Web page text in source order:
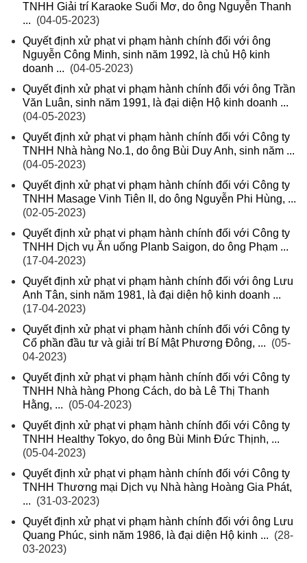
TNHH Giải trí Karaoke Suối Mơ, do ông Nguyễn Thanh
... (04-05-2023)
Quyết định xử phạt vi phạm hành chính đối với ông
Nguyễn Công Minh, sinh năm 1992, là chủ Hộ kinh
doanh ... (04-05-2023)
Quyết định xử phạt vi phạm hành chính đối với ông Trần
Văn Luân, sinh năm 1991, là đại diện Hộ kinh doanh ...
(04-05-2023)
Quyết định xử phạt vi phạm hành chính đối với Công ty
TNHH Nhà hàng No.1, do ông Bùi Duy Anh, sinh năm ...
(04-05-2023)
Quyết định xử phạt vi phạm hành chính đối với Công ty
TNHH Masage Vinh Tiên II, do ông Nguyễn Phi Hùng, ...
(02-05-2023)
Quyết định xử phạt vi phạm hành chính đối với Công ty
TNHH Dịch vụ Ăn uống Planb Saigon, do ông Phạm ...
(17-04-2023)
Quyết định xử phạt vi phạm hành chính đối với ông Lưu
Anh Tân, sinh năm 1981, là đại diện hộ kinh doanh ...
(17-04-2023)
Quyết định xử phạt vi phạm hành chính đối với Công ty
Cổ phần đầu tư và giải trí Bí Mật Phương Đông, ... (05-
04-2023)
Quyết định xử phạt vi phạm hành chính đối với Công ty
TNHH Nhà hàng Phong Cách, do bà Lê Thị Thanh
Hằng, ... (05-04-2023)
Quyết định xử phạt vi phạm hành chính đối với Công ty
TNHH Healthy Tokyo, do ông Bùi Minh Đức Thịnh, ...
(05-04-2023)
Quyết định xử phạt vi phạm hành chính đối với Công ty
TNHH Thương mại Dịch vụ Nhà hàng Hoàng Gia Phát,
... (31-03-2023)
Quyết định xử phạt vi phạm hành chính đối với ông Lưu
Quang Phúc, sinh năm 1986, là đại diện Hộ kinh ... (28-
03-2023)